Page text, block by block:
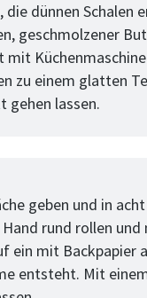
dünnen Schalen
geschmolzener
mit
zu einem glatten
gehen lassen.
geben und in
rund rollen
ein mit Backpapier
entsteht. Mit